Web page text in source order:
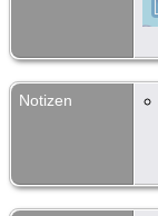
Notizen